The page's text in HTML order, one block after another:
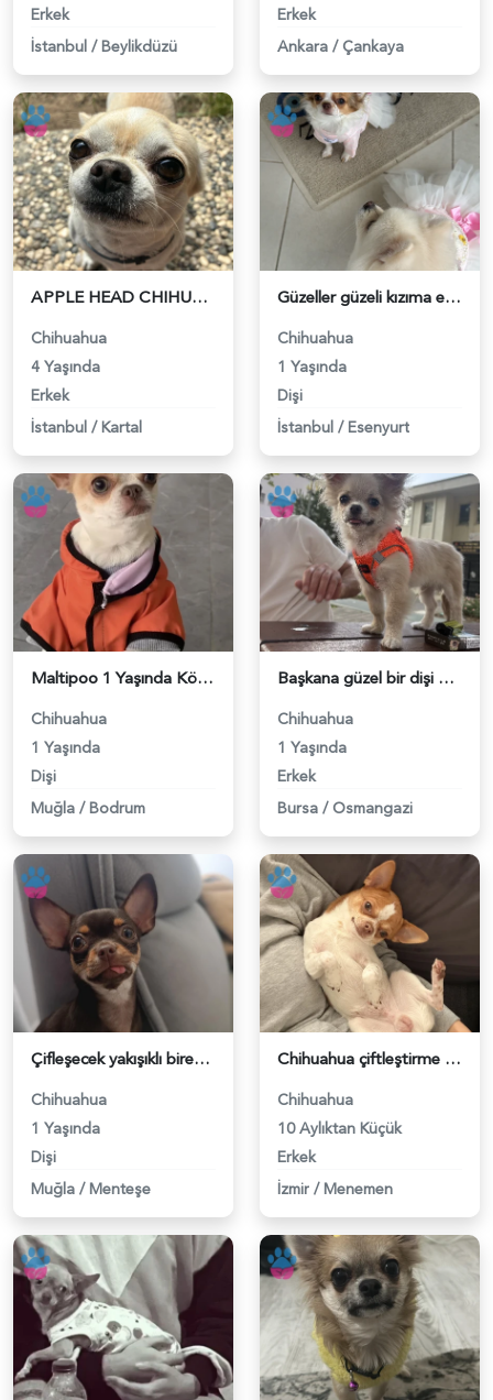
Erkek
İstanbul / Beylikdüzü
Erkek
Ankara / Çankaya
APPLE HEAD CHIHUAHUA OĞLUMA EŞ ARIYORUM - 118983784
Chihuahua
4 Yaşında
Erkek
İstanbul / Kartal
Güzeller güzeli kızıma eş arıyorum - 118983653
Chihuahua
1 Yaşında
Dişi
İstanbul / Esenyurt
Maltipoo 1 Yaşında Köpeğim Eş Arıyor - 118983632
Chihuahua
1 Yaşında
Dişi
Muğla / Bodrum
Başkana güzel bir dişi arıyorum - 118983069
Chihuahua
1 Yaşında
Erkek
Bursa / Osmangazi
Çifleşecek yakışıklı bireyleri arıyoruz - 118982985
Chihuahua
1 Yaşında
Dişi
Muğla / Menteşe
Chihuahua çiftleştirme - 118982953
Chihuahua
10 Aylıktan Küçük
Erkek
İzmir / Menemen